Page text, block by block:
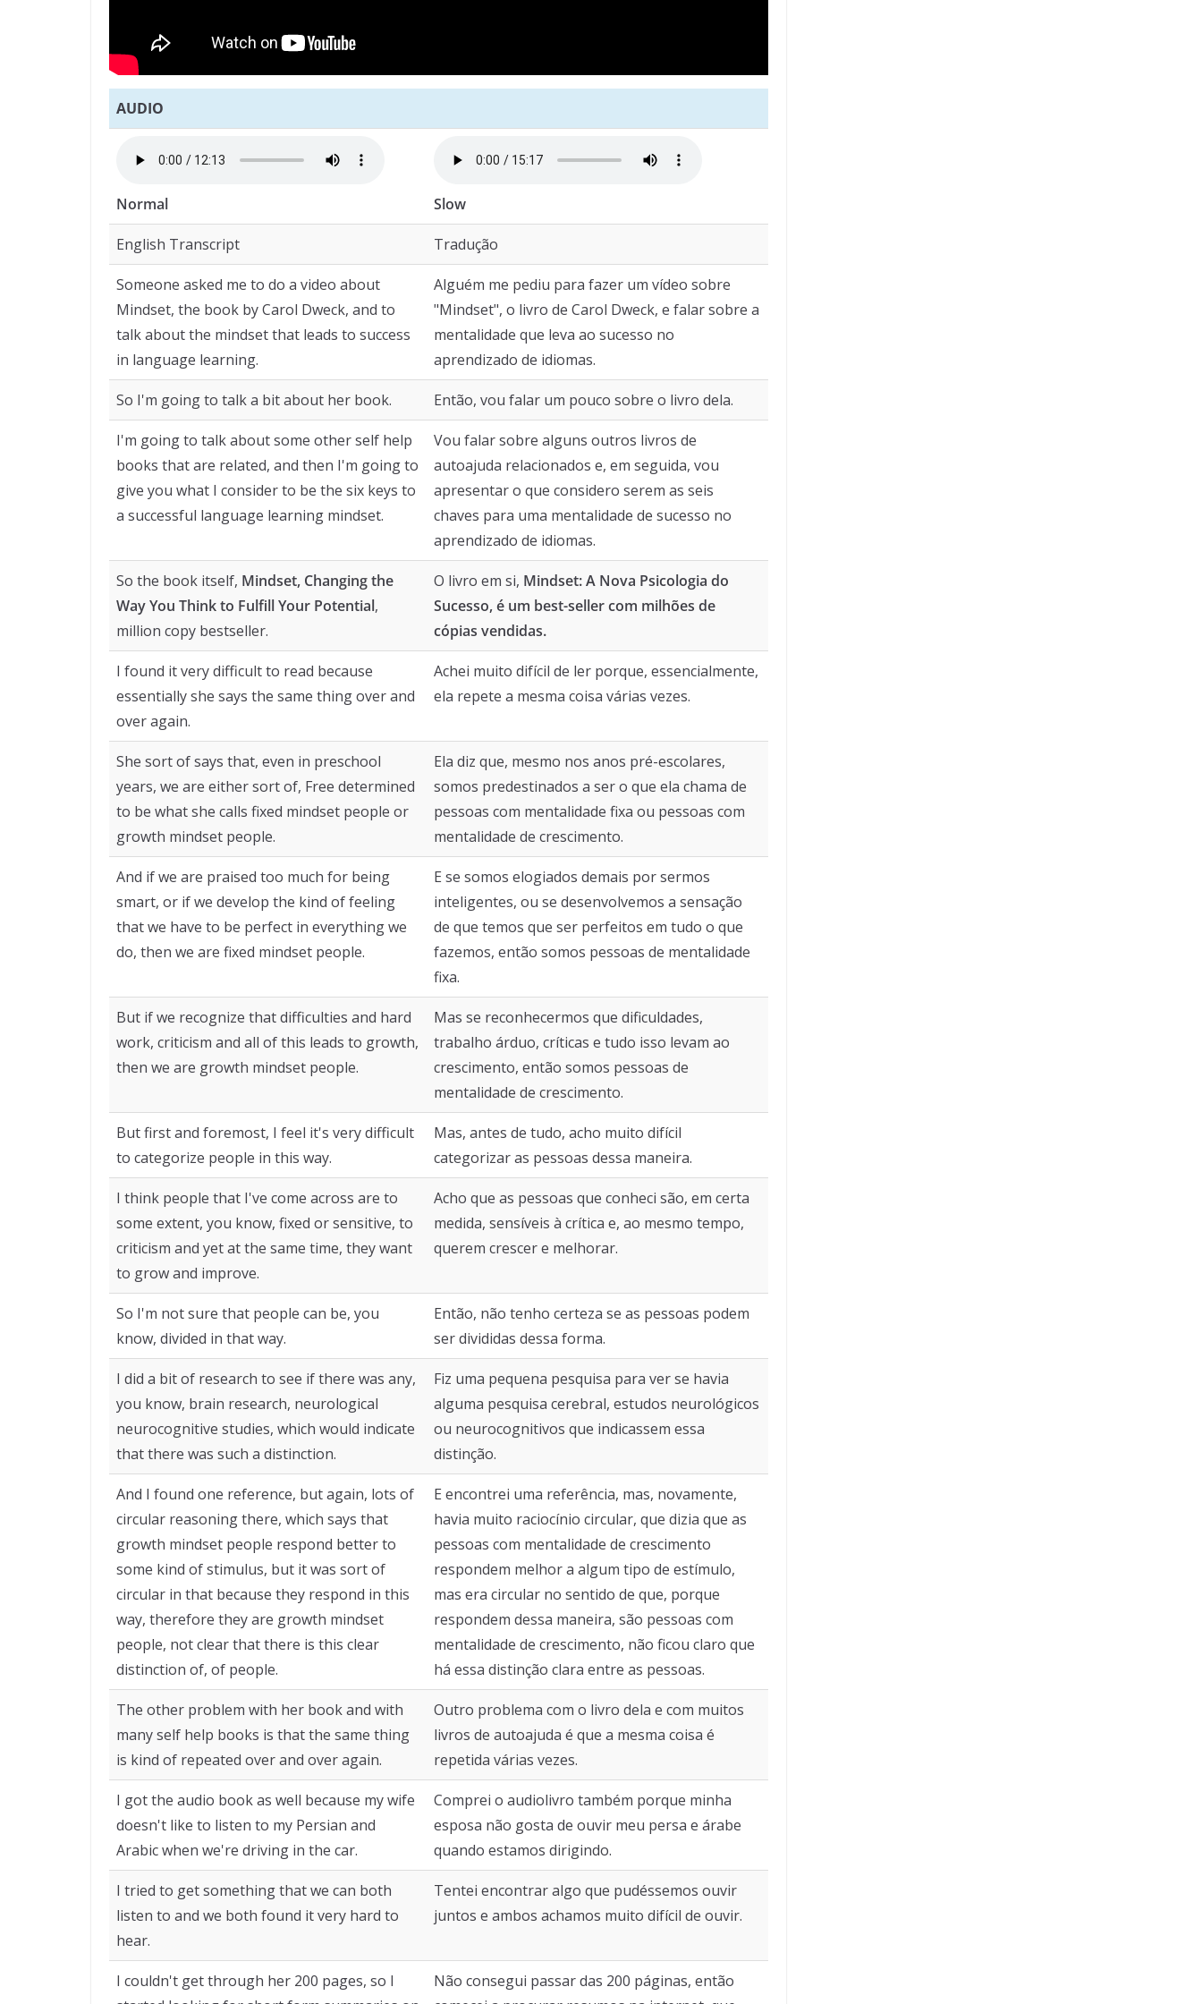
AUDIO
Normal Slow
English Transcript Tradução
Someone asked me to do a video about
Mindset, the book by Carol Dweck, and to
talk about the mindset that leads to success
in language learning.
Alguém me pediu para fazer um vídeo sobre
"Mindset", o livro de Carol Dweck, e falar sobre a
mentalidade que leva ao sucesso no
aprendizado de idiomas.
So I'm going to talk a bit about her book. Então, vou falar um pouco sobre o livro dela.
I'm going to talk about some other self help
books that are related, and then I'm going to
give you what I consider to be the six keys to
a successful language learning mindset.
Vou falar sobre alguns outros livros de
autoajuda relacionados e, em seguida, vou
apresentar o que considero serem as seis
chaves para uma mentalidade de sucesso no
aprendizado de idiomas.
So the book itself, Mindset, Changing the
Way You Think to Fulfill Your Potential,
million copy bestseller.
O livro em si, Mindset: A Nova Psicologia do
Sucesso, é um best-seller com milhões de
cópias vendidas.
I found it very difficult to read because
essentially she says the same thing over and
over again.
Achei muito difícil de ler porque, essencialmente,
ela repete a mesma coisa várias vezes.
She sort of says that, even in preschool
years, we are either sort of, Free determined
to be what she calls fixed mindset people or
growth mindset people.
Ela diz que, mesmo nos anos pré-escolares,
somos predestinados a ser o que ela chama de
pessoas com mentalidade fixa ou pessoas com
mentalidade de crescimento.
And if we are praised too much for being
smart, or if we develop the kind of feeling
that we have to be perfect in everything we
do, then we are fixed mindset people.
E se somos elogiados demais por sermos
inteligentes, ou se desenvolvemos a sensação
de que temos que ser perfeitos em tudo o que
fazemos, então somos pessoas de mentalidade
fixa.
But if we recognize that difficulties and hard
work, criticism and all of this leads to growth,
then we are growth mindset people.
Mas se reconhecermos que dificuldades,
trabalho árduo, críticas e tudo isso levam ao
crescimento, então somos pessoas de
mentalidade de crescimento.
But first and foremost, I feel it's very difficult
to categorize people in this way.
Mas, antes de tudo, acho muito difícil
categorizar as pessoas dessa maneira.
I think people that I've come across are to
some extent, you know, fixed or sensitive, to
criticism and yet at the same time, they want
to grow and improve.
Acho que as pessoas que conheci são, em certa
medida, sensíveis à crítica e, ao mesmo tempo,
querem crescer e melhorar.
So I'm not sure that people can be, you
know, divided in that way.
Então, não tenho certeza se as pessoas podem
ser divididas dessa forma.
I did a bit of research to see if there was any,
you know, brain research, neurological
neurocognitive studies, which would indicate
that there was such a distinction.
Fiz uma pequena pesquisa para ver se havia
alguma pesquisa cerebral, estudos neurológicos
ou neurocognitivos que indicassem essa
distinção.
And I found one reference, but again, lots of
circular reasoning there, which says that
growth mindset people respond better to
some kind of stimulus, but it was sort of
circular in that because they respond in this
way, therefore they are growth mindset
people, not clear that there is this clear
distinction of, of people.
E encontrei uma referência, mas, novamente,
havia muito raciocínio circular, que dizia que as
pessoas com mentalidade de crescimento
respondem melhor a algum tipo de estímulo,
mas era circular no sentido de que, porque
respondem dessa maneira, são pessoas com
mentalidade de crescimento, não ficou claro que
há essa distinção clara entre as pessoas.
The other problem with her book and with
many self help books is that the same thing
is kind of repeated over and over again.
Outro problema com o livro dela e com muitos
livros de autoajuda é que a mesma coisa é
repetida várias vezes.
I got the audio book as well because my wife
doesn't like to listen to my Persian and
Arabic when we're driving in the car.
Comprei o audiolivro também porque minha
esposa não gosta de ouvir meu persa e árabe
quando estamos dirigindo.
I tried to get something that we can both
listen to and we both found it very hard to
hear.
Tentei encontrar algo que pudéssemos ouvir
juntos e ambos achamos muito difícil de ouvir.
I couldn't get through her 200 pages, so I
Não consegui passar das 200 páginas, então